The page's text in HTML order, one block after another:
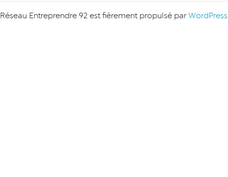
Réseau Entreprendre 92 est fièrement propulsé parWordPress